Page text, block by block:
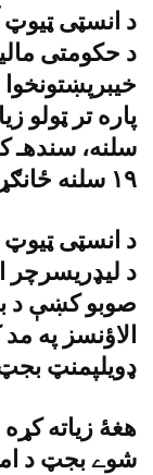
د انسټى
د حکومتى
١٩ سلنه ځانګړې کړے شوې ده ـ
د انسټى
د ليډريسرچر
الاؤنسز په
ډويلپمنټ
هغۀ زياته کړه
شوے بجټ د